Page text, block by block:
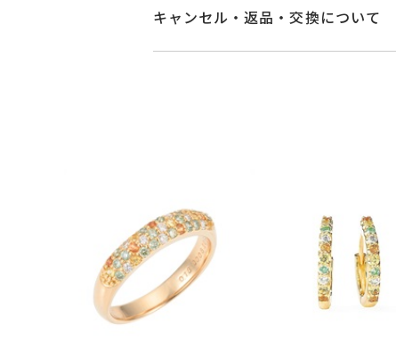
グリーンダイヤモ
サファイア
詳細
リング幅 約
フルエタニティ
リングサイズに
カテゴリー リング、 ダイヤモ
ご注文およびご入金確認後、以下の
■お届け目安が「3営業日以内に発送
・在庫のご用意ができる場合： 約1
・受注生産となる場合： 商品ページ
※お急ぎの方はご注文前にお問い合
お届け予定日はご注文から2営業日以
キャンセル・返品・交換について
・お客さまのお手元で傷や汚れが発生
・到着後ご連絡無く7日以上経過した
・刻印をお入れした商品
・販売期間が限定されている商品
・過度な交換・返品を繰り返している
商品の品質には万全を期しておりま
お手数ですが商品到着後7日間以内